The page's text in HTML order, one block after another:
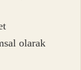
olarak